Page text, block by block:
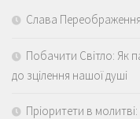
Слава
Побачити Світло: Як
до зцілення нашої душі
Пріоритети в